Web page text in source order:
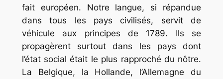
fait européen. Notre langue, si répandue
dans tous les pays civilisés, servit de
véhicule aux principes de 1789. Ils se
propagèrent surtout dans les pays dont
l’état social était le plus rapproché du nôtre.
La Belgique, la Hollande, l’Allemagne du